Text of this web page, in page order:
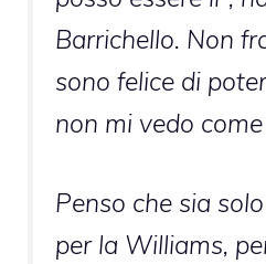
Barrichello. Non
sono felice di
non mi vedo
Penso che sia
per la Williams,